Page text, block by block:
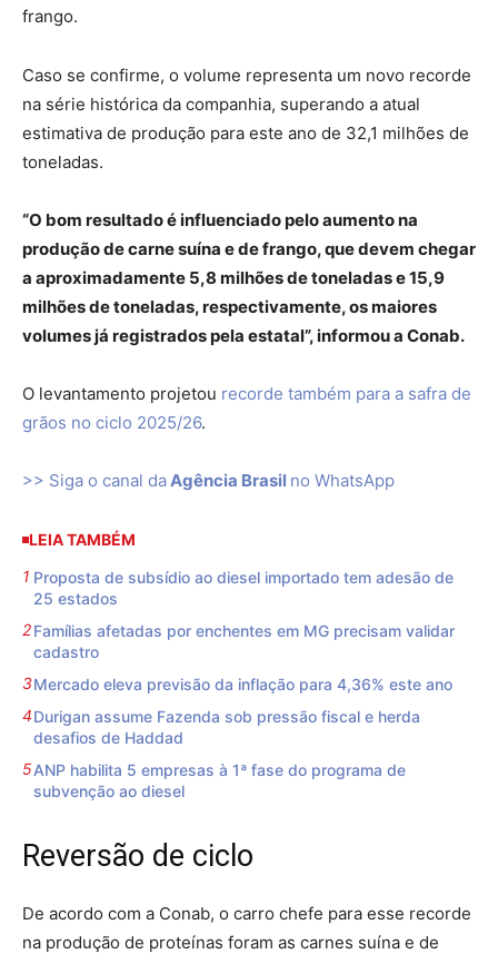
frango.
Caso se confirme, o volume representa um novo recorde
na série histórica da companhia, superando a atual
estimativa de produção para este ano de 32,1 milhões de
toneladas.
“O bom resultado é influenciado pelo aumento na
produção de carne suína e de frango, que devem chegar
a aproximadamente 5,8 milhões de toneladas e 15,9
milhões de toneladas, respectivamente, os maiores
volumes já registrados pela estatal”, informou a Conab.
O levantamento projetou recorde também para a safra de
grãos no ciclo 2025/26.
>> Siga o canal daAgência Brasil no WhatsApp
LEIA TAMBÉM
Proposta de subsídio ao diesel importado tem adesão de
25 estados
Famílias afetadas por enchentes em MG precisam validar
cadastro
Mercado eleva previsão da inflação para 4,36% este ano
Durigan assume Fazenda sob pressão fiscal e herda
desafios de Haddad
ANP habilita 5 empresas à 1ª fase do programa de
subvenção ao diesel
Reversão de ciclo
De acordo com a Conab, o carro chefe para esse recorde
na produção de proteínas foram as carnes suína e de